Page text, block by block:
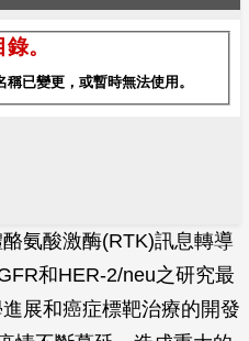
氨酸激酶(RTK)訊息轉導
和HER-2/neu之研究最
展和癌症標靶治療的開發